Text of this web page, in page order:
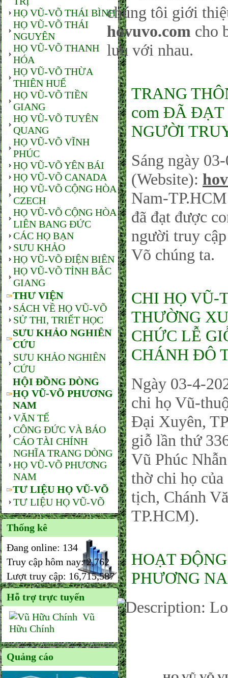
HỌ VŨ-VÕ THÁI BÌNH
HỌ VŨ-VÕ THÁI
NGUYÊN
HỌ VŨ-VÕ THANH
HÓA
HỌ VŨ-VÕ THỪA
THIÊN HUẾ
HỌ VŨ-VÕ TIỀN
GIANG
HỌ VŨ-VÕ TUYÊN
QUANG
HỌ VŨ-VÕ VĨNH
PHÚC
HỌ VŨ-VÕ YÊN BÁI
HỌ VŨ-VÕ CANADA
HỌ VŨ-VÕ CỘNG HÒA
CZECH
HỌ VŨ-VÕ CỘNG HÒA
LIÊN BANG ĐỨC
CÁC HỌ BẠN
SƯU KHẢO
HỌ VŨ-VÕ ĐIỆN BIÊN
HỌ VŨ-VÕ TỈNH BẮC
GIANG
THƯ VIỆN
SÁCH VỀ HỌ VŨ-VÕ
SỬ THI, TRIẾT HỌC
SƯU KHẢO NGHIÊN
CỨU
SƯU KHẢO NGHIÊN
CỨU
HỘI ĐỒNG DÒNG
HỌ VŨ-VÕ PHƯƠNG
NAM
VĂN TẾ
CÔNG ĐỨC VÀ BÁO
CÁO TÀI CHÍNH
NGHĨA TRANG DÒNG
HỌ VŨ-VÕ PHƯƠNG
NAM
TƯ LIỆU HỌ VŨ-VÕ
TƯ LIỆU HỌ VŨ-VÕ
Thống kê
Đang online: 134
Truy cập hôm nay:2,762
Lượt truy cập: 16,715,587
Hỗ trợ trực tuyến
Vũ
Hữu Chính
Quảng cáo
chúng tôi giới
hovuvo.com cho
lưu với nhau.
TRANG
com ĐÃ ĐẠT
NGƯỜI
Sáng ngày
(Website):
Nam-
đã đạt được
người truy
Võ chúng ta.
CHI HỌ VŨ-
THƯỜNG
CHỨC LỄ
CHÁNH ĐÔ
Ngày 03-4-
chi họ Vũ-
Đại Xuyên,
giỗ lần thứ
Vũ Phúc
thờ chi họ
tịch, Chánh
TP.HCM).
HOẠT
PHƯƠNG